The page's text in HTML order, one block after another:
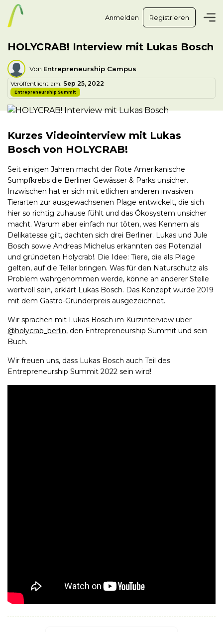
Anmelden Registrieren
HOLYCRAB! Interview mit Lukas Bosch
Veröffentlicht am: Sep 25, 2022
Entrepreneurship Summit
Von Entrepreneurship Campus
Kurzes Videointerview mit Lukas
Bosch von HOLYCRAB!
Seit einigen Jahren macht der Rote Amerikanische
Sumpfkrebs die Berliner Gewässer & Parks unsicher.
Inzwischen hat er sich mit etlichen anderen invasiven
Tierarten zur ausgewachsenen Plage entwickelt, die sich
hier so richtig zuhause fühlt und das Ökosystem unsicher
macht. Warum aber einfach nur töten, was Kennern als
Delikatesse gilt, dachten sich drei Berliner. Lukas und Jule
Bosch sowie Andreas Michelus erkannten das Potenzial
und gründeten Holycrab!. Die Idee: Tiere, die als Plage
gelten, auf die Teller bringen. Was für den Naturschutz als
Problem wahrgenommen werde, könne an anderer Stelle
wertvoll sein, erklärt Lukas Bosch. Das Konzept wurde 2019
mit dem Gastro-Gründerpreis ausgezeichnet.
Wir sprachen mit Lukas Bosch im Kurzinterview über
@holycrab_berlin, den Entrepreneurship Summit und sein
Buch.
Wir freuen uns, dass Lukas Bosch auch Teil des
Entrepreneurship Summit 2022 sein wird!